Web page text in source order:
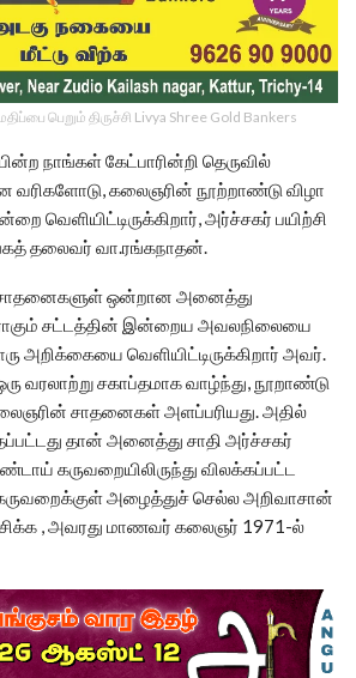
பெறும் திருச்சி Livya Shree Gold Bankers
நாங்கள் கேட்பாரின்றி தெருவில்
வரிகளோடு, கலைஞரின் நூற்றாண்டு விழா
வெளியிட்டிருக்கிறார், அர்ச்சகர் பயிற்சி
தலைவர் வா.ரங்கநாதன்.
ஒன்றான அனைத்து
சட்டத்தின் இன்றைய அவலநிலையை
அறிக்கையை வெளியிட்டிருக்கிறார் அவர்.
வரலாற்று சகாப்தமாக வாழ்ந்து, நூறாண்டு
சாதனைகள் அளப்பரியது. அதில்
தான் அனைத்து சாதி அர்ச்சகர்
கருவறையிலிருந்து விலக்கப்பட்ட
அழைத்துச் செல்ல அறிவாசான்
, அவரது மாணவர் கலைஞர் 1971-ல்